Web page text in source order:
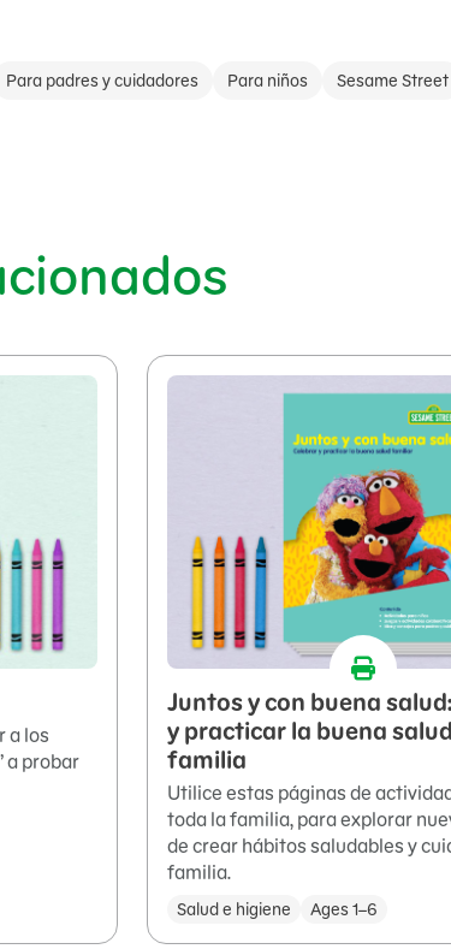
Para padres y cuidadores Para niños Sesame Street
a los
a probar
Juntos y con buena
y practicar la buena
familia
Utilice estas páginas de
toda la familia, para explorar
de crear hábitos saludables y
familia.
Salud e higiene Ages 1–6